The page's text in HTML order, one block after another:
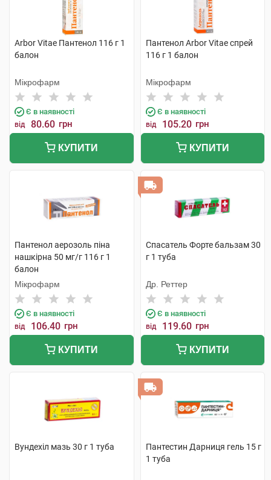
Arbor Vitae Пантенол 116 г 1
балон
Мікрофарм
Є в наявності
від 80.60 грн
КУПИТИ
Пантенол Arbor Vitae спрей
116 г 1 балон
Мікрофарм
Є в наявності
від 105.20 грн
КУПИТИ
Пантенол аерозоль піна
нашкірна 50 мг/г 116 г 1
балон
Мікрофарм
Є в наявності
від 106.40 грн
КУПИТИ
Спасатель Форте бальзам 30
г 1 туба
Др. Реттер
Є в наявності
від 119.60 грн
КУПИТИ
Вундехіл мазь 30 г 1 туба
Пантестин Дарниця гель 15 г
1 туба